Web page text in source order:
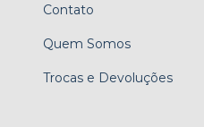
Contato
Quem Somos
Trocas e Devoluções